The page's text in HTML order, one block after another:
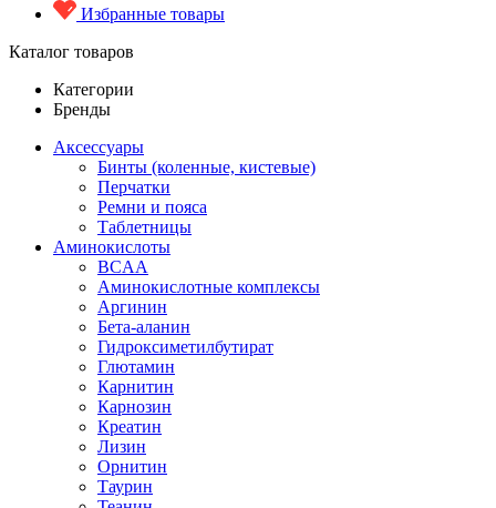
Избранные товары
Каталог товаров
Категории
Бренды
Аксессуары
Бинты (коленные, кистевые)
Перчатки
Ремни и пояса
Таблетницы
Аминокислоты
BCAA
Аминокислотные комплексы
Аргинин
Бета-аланин
Гидроксиметилбутират
Глютамин
Карнитин
Карнозин
Креатин
Лизин
Орнитин
Таурин